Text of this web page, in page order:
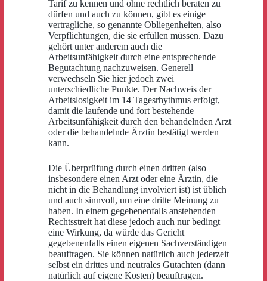
Tarif zu kennen und ohne rechtlich beraten zu
dürfen und auch zu können, gibt es einige
vertragliche, so genannte Obliegenheiten, also
Verpflichtungen, die sie erfüllen müssen. Dazu
gehört unter anderem auch die
Arbeitsunfähigkeit durch eine entsprechende
Begutachtung nachzuweisen. Generell
verwechseln Sie hier jedoch zwei
unterschiedliche Punkte. Der Nachweis der
Arbeitslosigkeit im 14 Tagesrhythmus erfolgt,
damit die laufende und fort bestehende
Arbeitsunfähigkeit durch den behandelnden Arzt
oder die behandelnde Ärztin bestätigt werden
kann.
Die Überprüfung durch einen dritten (also
insbesondere einen Arzt oder eine Ärztin, die
nicht in die Behandlung involviert ist) ist üblich
und auch sinnvoll, um eine dritte Meinung zu
haben. In einem gegebenenfalls anstehenden
Rechtsstreit hat diese jedoch auch nur bedingt
eine Wirkung, da würde das Gericht
gegebenenfalls einen eigenen Sachverständigen
beauftragen. Sie können natürlich auch jederzeit
selbst ein drittes und neutrales Gutachten (dann
natürlich auf eigene Kosten) beauftragen.